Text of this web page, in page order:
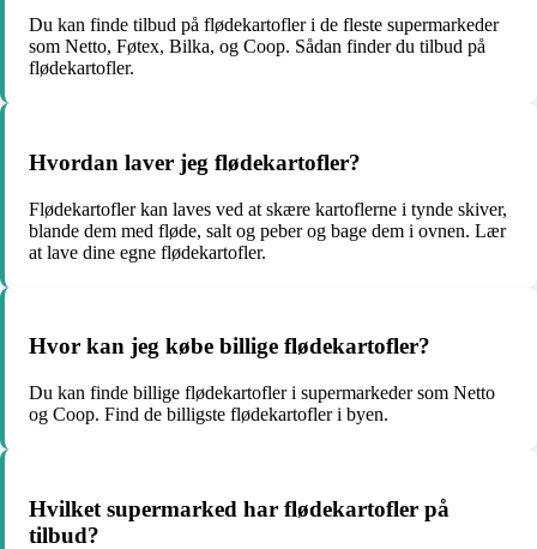
Du kan finde tilbud på flødekartofler i de fleste supermarkeder
som Netto, Føtex, Bilka, og Coop. Sådan finder du tilbud på
flødekartofler.
Hvordan laver jeg flødekartofler?
Flødekartofler kan laves ved at skære kartoflerne i tynde skiver,
blande dem med fløde, salt og peber og bage dem i ovnen. Lær
at lave dine egne flødekartofler.
Hvor kan jeg købe billige flødekartofler?
Du kan finde billige flødekartofler i supermarkeder som Netto
og Coop. Find de billigste flødekartofler i byen.
Hvilket supermarked har flødekartofler på
tilbud?